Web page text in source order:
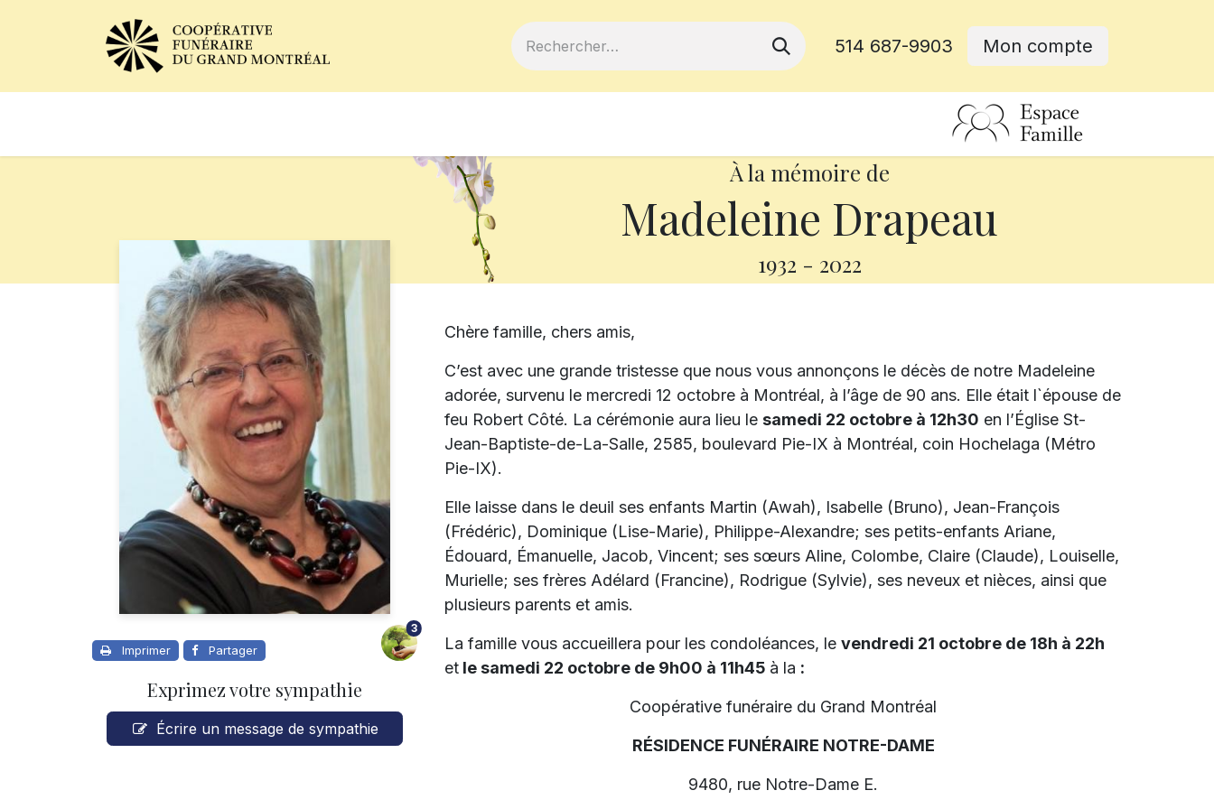
514 687-9903 Mon compte
À la mémoire de
Madeleine Drapeau
1932 - 2022
Imprimer Partager
3
Exprimez votre sympathie
Écrire un message de sympathie
Chère famille, chers amis,
C’est avec une grande tristesse que nous vous annonçons le décès de notre Madeleine
adorée, survenu le mercredi 12 octobre à Montréal, à l’âge de 90 ans. Elle était l`épouse de
feu Robert Côté. La cérémonie aura lieu le samedi 22 octobre à 12h30 en l’Église St-
Jean-Baptiste-de-La-Salle, 2585, boulevard Pie-IX à Montréal, coin Hochelaga (Métro
Pie-IX).
Elle laisse dans le deuil ses enfants Martin (Awah), Isabelle (Bruno), Jean-François
(Frédéric), Dominique (Lise-Marie), Philippe-Alexandre; ses petits-enfants Ariane,
Édouard, Émanuelle, Jacob, Vincent; ses sœurs Aline, Colombe, Claire (Claude), Louiselle,
Murielle; ses frères Adélard (Francine), Rodrigue (Sylvie), ses neveux et nièces, ainsi que
plusieurs parents et amis.
La famille vous accueillera pour les condoléances, le vendredi 21 octobre de 18h à 22h
et le samedi 22 octobre de 9h00 à 11h45 à la :
Coopérative funéraire du Grand Montréal
RÉSIDENCE FUNÉRAIRE NOTRE-DAME
9480, rue Notre-Dame E.